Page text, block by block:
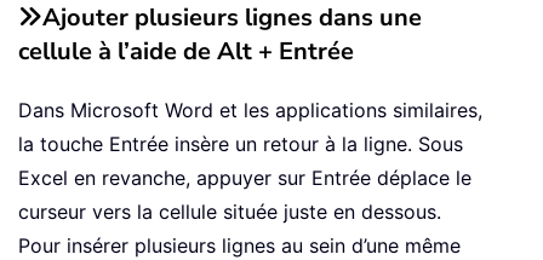
Ajouter plusieurs lignes dans une
cellule à l’aide de Alt + Entrée
Dans Microsoft Word et les applications similaires,
la touche Entrée insère un retour à la ligne. Sous
Excel en revanche, appuyer sur Entrée déplace le
curseur vers la cellule située juste en dessous.
Pour insérer plusieurs lignes au sein d’une même